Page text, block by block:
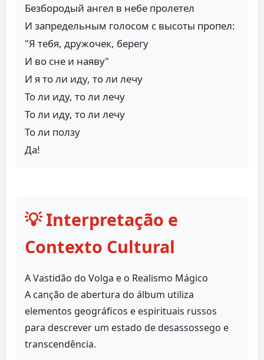
Безбородый ангел в небе пролетел
И запредельным голосом с высоты пропел:
"Я тебя, дружочек, берегу
И во сне и наяву"
И я то ли иду, то ли лечу
То ли иду, то ли лечу
То ли иду, то ли лечу
То ли ползу
Да!
💡 Interpretação e
Contexto Cultural
A Vastidão do Volga e o Realismo Mágico
A canção de abertura do álbum utiliza
elementos geográficos e espirituais russos
para descrever um estado de desassossego e
transcendência.